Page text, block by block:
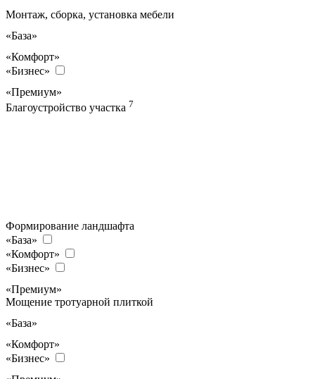
Монтаж, сборка, установка мебели
«База»
«Комфорт»
«Бизнес»
«Премиум»
Благоустройство участка 7
Формирование ландшафта
«База»
«Комфорт»
«Бизнес»
«Премиум»
Мощение тротуарной плиткой
«База»
«Комфорт»
«Бизнес»